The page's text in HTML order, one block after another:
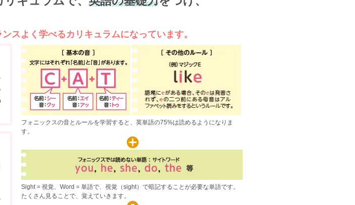
スよく学べるカリキュラムになっています。
フォニックスの音とルールを学習すると、英単語の75%は読めるようになりま
す。
Sight = 視覚、Word = 単語で、視覚（sight）で暗記することが必要な単語です。
たくさん見ることで、覚えていきます。